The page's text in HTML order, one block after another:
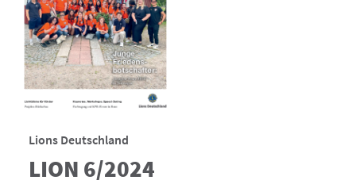
Lions Deutschland
LION 6/2024